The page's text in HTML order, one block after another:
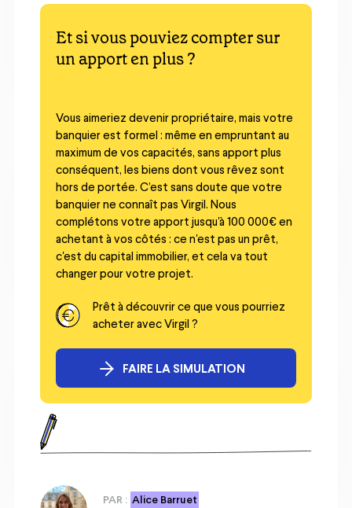
Et si vous pouviez compter sur
un apport en plus ?
Vous aimeriez devenir propriétaire, mais votre
banquier est formel : même en empruntant au
maximum de vos capacités, sans apport plus
conséquent, les biens dont vous rêvez sont
hors de portée. C’est sans doute que votre
banquier ne connaît pas Virgil. Nous
complétons votre apport jusqu'à 100 000€ en
achetant à vos côtés : ce n'est pas un prêt,
c'est du capital immobilier, et cela va tout
changer pour votre projet.
Prêt à découvrir ce que vous pourriez
acheter avec Virgil ?
FAIRE LA SIMULATION
PAR : Alice Barruet